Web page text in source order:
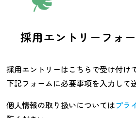
採用エントリーフォ
採用エントリーはこちらで受け付け
下記フォームに必要事項を入力して
個人情報の取り扱いについてはプラ